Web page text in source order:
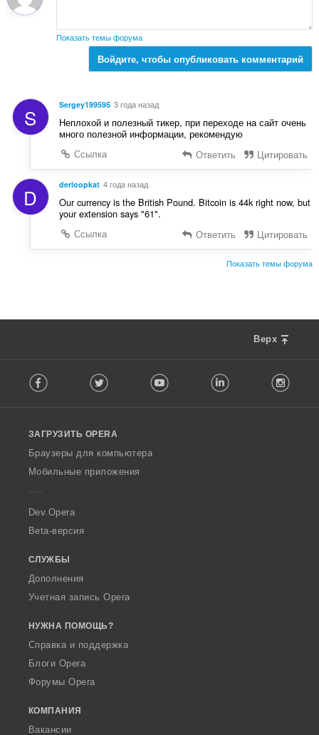
к
:
Показать темы форума
Войдите, чтобы опубликовать комментарий
S Sergey199595 3 года назад
Неплохой и полезный тикер, при переходе на сайт очень
много полезной информации, рекомендую
Ссылка
Ответить Цитировать
D derloopkat 4 года назад
Our currency is the British Pound. Bitcoin is 44k right now, but
your extension says "61".
Ссылка
Ответить Цитировать
Показать темы форума
Верх
o
w
O
p
a
Facebook Twitter Youtube LinkedIn
ЗАГРУЗИТЬ OPERA
Браузеры для компьютера
Мобильные приложения
Dev.Opera
Beta-версия
СЛУЖБЫ
Дополнения
Учетная запись Opera
НУЖНА ПОМОЩЬ?
Справка и поддержка
Блоги Opera
Форумы Opera
КОМПАНИЯ
Вакансии